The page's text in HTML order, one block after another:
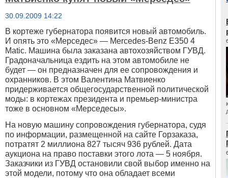
30.09.2009 14:22
В кортеже губернатора появится новый автомобиль.
И опять это «Мерседес» — Mercedes-Benz E350 4
Matic. Машина была заказана автохозяйством ГУВД.
Градоначальница ездить на этом автомобиле не
будет — он предназначен для ее сопровождения и
охранников. В этом Валентина Матвиенко
придерживается общегосударственной политической
моды: в кортежах президента и премьер-министра
тоже в основном «Мерседесы».
На новую машину сопровождения губернатора, судя
по информации, размещенной на сайте Горзаказа,
потратят 2 миллиона 827 тысяч 936 рублей. Дата
аукциона на право поставки этого лота — 5 ноября.
Заказчики из ГУВД остановили свой выбор именно на
этой модели, потому что она обладает всеми